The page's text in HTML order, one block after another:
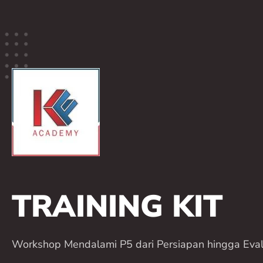
TRAINING KIT
Workshop Mendalami P5 dari Persiapan hingga